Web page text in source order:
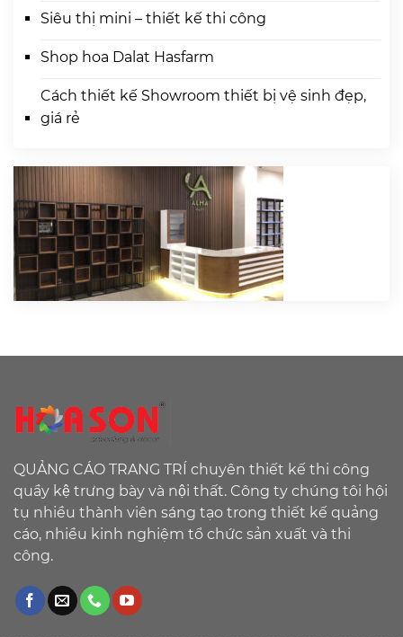
Siêu thị mini – thiết kế thi công
Shop hoa Dalat Hasfarm
Cách thiết kế Showroom thiết bị vệ sinh đẹp,
giá rẻ
QUẢNG CÁO TRANG TRÍ chuyên thiết kế thi công
quầy kệ trưng bày và nội thất. Công ty chúng tôi hội
tụ nhiều thành viên sáng tạo trong thiết kế quảng
cáo, nhiều kinh nghiệm tổ chức sản xuất và thi
công.